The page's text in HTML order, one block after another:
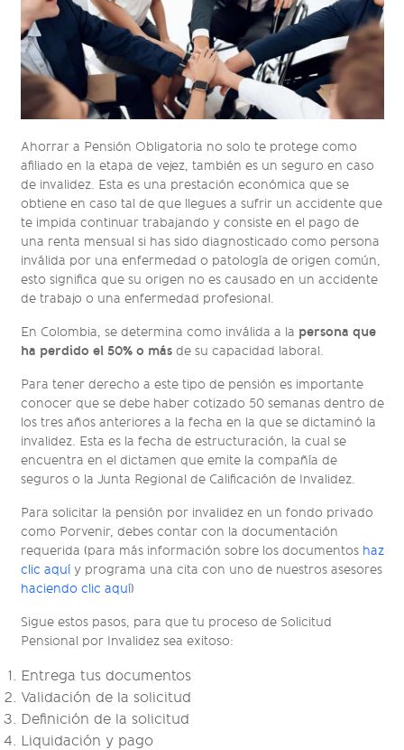
Ahorrar a Pensión Obligatoria no solo te protege como
afiliado en la etapa de vejez, también es un seguro en caso
de invalidez. Esta es una prestación económica que se
obtiene en caso tal de que llegues a sufrir un accidente que
te impida continuar trabajando y consiste en el pago de
una renta mensual si has sido diagnosticado como persona
inválida por una enfermedad o patología de origen común,
esto significa que su origen no es causado en un accidente
de trabajo o una enfermedad profesional.
En Colombia, se determina como inválida a la persona que
ha perdido el 50% o más de su capacidad laboral.
Para tener derecho a este tipo de pensión es importante
conocer que se debe haber cotizado 50 semanas dentro de
los tres años anteriores a la fecha en la que se dictaminó la
invalidez. Esta es la fecha de estructuración, la cual se
encuentra en el dictamen que emite la compañía de
seguros o la Junta Regional de Calificación de Invalidez.
Para solicitar la pensión por invalidez en un fondo privado
como Porvenir, debes contar con la documentación
requerida (para más información sobre los documentos haz
clic aquí y programa una cita con uno de nuestros asesores
haciendo clic aquí)
Sigue estos pasos, para que tu proceso de Solicitud
Pensional por Invalidez sea exitoso:
Entrega tus documentos
Validación de la solicitud
Definición de la solicitud
Liquidación y pago